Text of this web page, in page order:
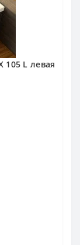
105 L левая